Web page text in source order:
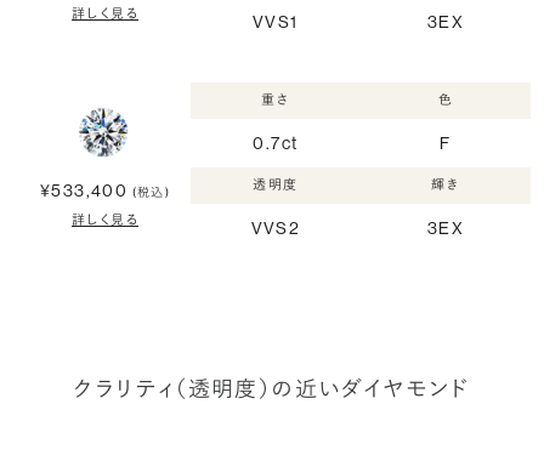
詳しく見る VVS1 3EX
¥533,400 (税込)
詳しく見る
重さ
0.7ct
色
F
透明度
VVS2
輝き
3EX
クラリティ（透明度）の近いダイヤモンド